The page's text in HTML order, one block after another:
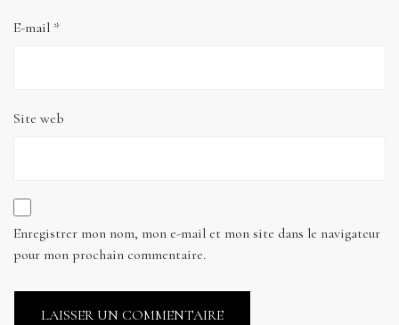
E-mail *
Site web
Enregistrer mon nom, mon e-mail et mon site dans le navigateur
pour mon prochain commentaire.